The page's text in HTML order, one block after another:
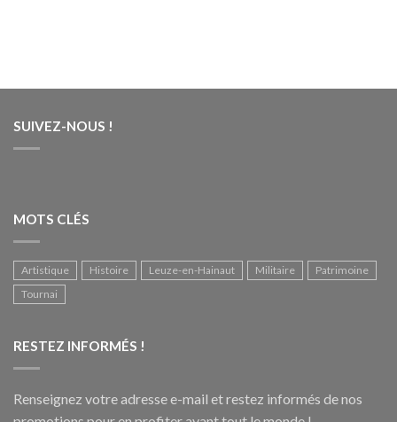
SUIVEZ-NOUS !
MOTS CLÉS
Artistique Histoire Leuze-en-Hainaut Militaire
Patrimoine
Tournai
RESTEZ INFORMÉS !
Renseignez votre adresse e-mail et restez informés de nos